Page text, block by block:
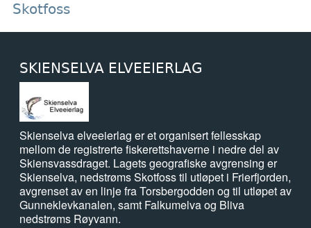
Skotfoss
SKIENSELVA ELVEEIERLAG
Skienselva elveeierlag er et organisert fellesskap
mellom de registrerte fiskerettshaverne i nedre del av
Skiensvassdraget. Lagets geografiske avgrensing er
Skienselva, nedstrøms Skotfoss til utløpet i Frierfjorden,
avgrenset av en linje fra Torsbergodden og til utløpet av
Gunneklevkanalen, samt Falkumelva og Bliva
nedstrøms Røyvann.